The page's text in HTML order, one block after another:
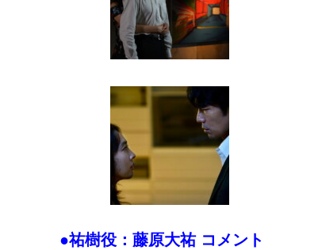
●祐樹役：藤原大祐 コメント